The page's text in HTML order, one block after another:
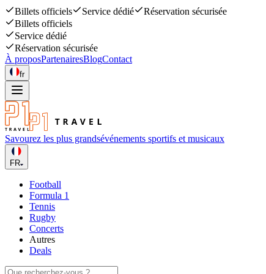
Billets officiels Service dédié
Réservation sécurisée
Billets officiels
Service dédié
Réservation sécurisée
À proposPartenairesBlogContact
fr
Savourez les plus grandsévénements sportifs et musicaux
FR
Football
Formula 1
Tennis
Rugby
Concerts
Autres
Deals